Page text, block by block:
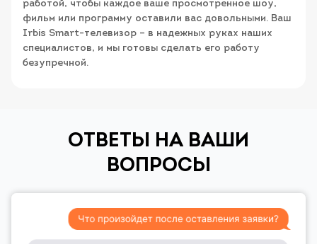
работой, чтобы каждое ваше просмотренное шоу,
фильм или программу оставили вас довольными. Ваш
Irbis Smart-телевизор – в надежных руках наших
специалистов, и мы готовы сделать его работу
безупречной.
ОТВЕТЫ НА ВАШИ
ВОПРОСЫ